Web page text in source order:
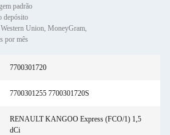
padrão
depósito
Union, MoneyGram,
por mês
7700301720
7700301255 7700301720S
RENAULT KANGOO Express (FCO/1) 1,5
dCi